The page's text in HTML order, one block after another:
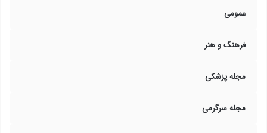
عمومی
فرهنگ و هنر
مجله پزشکی
مجله سرگرمی